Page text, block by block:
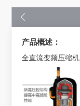
产品概述：
全直流变频压缩机